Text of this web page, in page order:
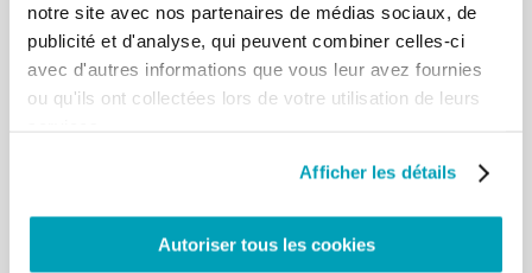
notre site avec nos partenaires de médias sociaux, de
publicité et d'analyse, qui peuvent combiner celles-ci
avec d'autres informations que vous leur avez fournies
ou qu'ils ont collectées lors de votre utilisation de leurs
Afficher les détails
Autoriser tous les cookies
Connaissant l’épineuse difficulté à vivre ensemble,
nous avons tiré des leçons et retenu des
résolutions. Et comme le saint Père nous le
recommande, nous avons voulu aussitôt les vivre.
et la marginalisation du réfugié et du déplacé;
culturelles, les intégrer dans nos paroisses et nos